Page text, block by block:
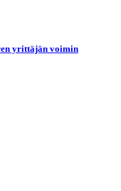
yrittäjän voimin